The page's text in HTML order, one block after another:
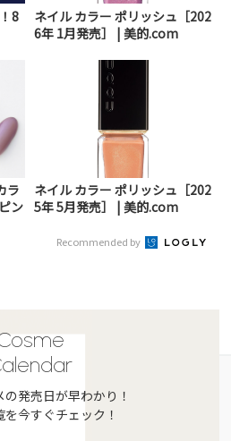
8
ネイル カラー ポリッシュ［202
6年 1月発売］ | 美的.com
ラ
ン
ネイル カラー ポリッシュ［202
5年 5月発売］ | 美的.com
Recommended by
発売日が早わかり！
今すぐチェック！